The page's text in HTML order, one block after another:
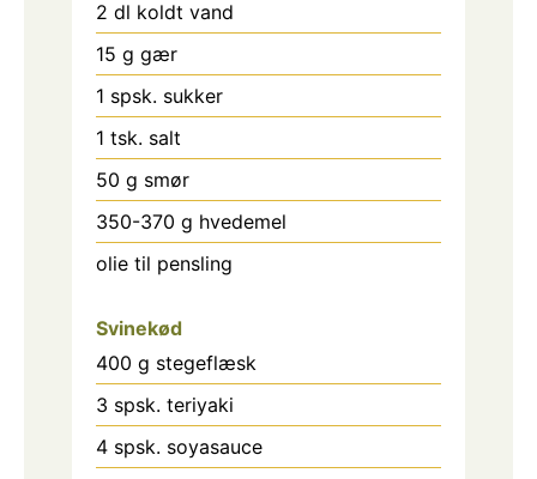
2 dl koldt vand
15 g gær
1 spsk. sukker
1 tsk. salt
50 g smør
350-370 g hvedemel
olie til pensling
Svinekød
400 g stegeflæsk
3 spsk. teriyaki
4 spsk. soyasauce